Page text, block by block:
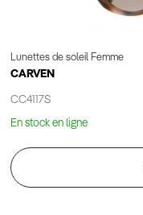
Lunettes de soleil Femme
CARVEN
CC4117S
En stock en ligne